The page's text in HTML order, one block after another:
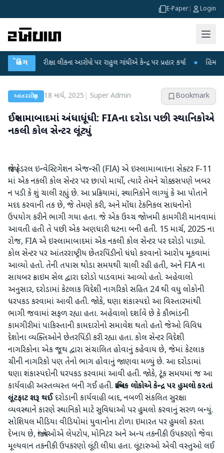
E-Paper Login
બ્રેકિંગ
પરીક્ષા લીકના આરોપો પર રાહુલ ગાંધીએ કેન્દ્ર પર પ્રહાર કર્યા ● હિંમતનગરમાં
આંતરરાષ્ટ્રીય 18 માર્ચ, 2025 Super Admin Bookmark
ઈસ્લામાબાદમાં અંધાધૂંધી: FIAના દરોડા પછી સ્થાનિકોએ
નકલી કોલ સેન્ટર લૂંટ્યું
જ્યારે ફેડરલ ઇન્વેસ્ટિગેશન એજન્સી (FIA) એ ઇસ્લામાબાદના સેક્ટર F-11
માં એક નકલી કોલ સેન્ટર પર છાપો માર્યો, ત્યારે તેમને ચોક્કસપણે ખબર
ન પડી કે શું ચાલી રહ્યું છે. આ પ્રક્રિયામાં, સ્થાનિકોને લાગ્યું કે આ પોતાને
મદદ કરવાની તક છે, જે તેમણે કરી, અને મોંઘા ટેકનિકલ સાધનોનો
ઉપયોગ કરીને ભાગી ગયા હતા. જે એક ઉચ્ચ જોખમી કામગીરી માનવામાં
આવતી હતી તે પછી એક અણધારી ઘટના બની હતી. 15 માર્ચ, 2025 ના
રોજ, FIA એ ઇસ્લામાબાદમાં એક નકલી કોલ સેન્ટર પર દરોડો પાડ્યો.
કોલ સેન્ટર પર આંતરરાષ્ટ્રીય છેતરપિંડીનો ધંધો કરવાનો આરોપ મૂકવામાં
આવ્યો હતો. તેની તપાસ થોડા સમયથી ચાલી રહી હતી, અને FIA ના
સાયબર ક્રાઇમ સેલ દ્વારા દરોડો પાડવામાં આવ્યો હતો. અહેવાલો
અનુસાર, દરોડામાં કેટલાક વિદેશી નાગરિકો સહિત 24 થી વધુ લોકોની
ધરપકડ કરવામાં આવી હતી. જોકે, ઘણા શંકાસ્પદો આ વિસ્તારમાંથી
ભાગી જવામાં સફળ રહ્યા હતા. અહેવાલો દર્શાવે છે કે કૌભાંડની
કામગીરીમાં પાકિસ્તાની કામદારોનો સમાવેશ થતો હતો જેઓ વિવિધ
દેશોના વ્યક્તિઓને છેતરપિંડી કરી રહ્યા હતા. કોલ સેન્ટર વિદેશી
નાગરિકોના એક જૂથ દ્વારા સંચાલિત હોવાનું કહેવાય છે, જેમાં કેટલાક
ચીની નાગરિકો પણ તેનો ભાગ હોવાનું જાણવા મળ્યું છે. આ દરોડામાં
ઘણા શંકાસ્પદોની ધરપકડ કરવામાં આવી હતી. જોકે, ટૂંક સમયમાં જ આ
કાર્યવાહી અસ્તવ્યસ્ત બની ગઈ હતી. સ્થાનિક લોકોએ કેન્દ્ર પર હુમલો કરતાં
લૂંટફાટ શરૂ થઈ દરોડાની કાર્યવાહી બાદ, નબળી સંકલિત સુરક્ષા
વ્યવસ્થાને કારણે સ્થાનિકો માટે સુવિધાઓ પર હુમલો કરવાનું સરળ બન્યું.
સોશિયલ મીડિયા વીડિયોમાં યુવાનોના ટોળા ઇમારત પર હુમલો કરતા
દેખાય છે, જ્યાં તેઓએ લેપટોપ, મોનિટર અને અન્ય તકનીકી ઉપકરણો જેવા
મૂલ્યવાન તકનીકી ઉપકરણો લૂંટી લીધા હતા. લૂંટારુઓ એવી વસ્તુઓ લઈ